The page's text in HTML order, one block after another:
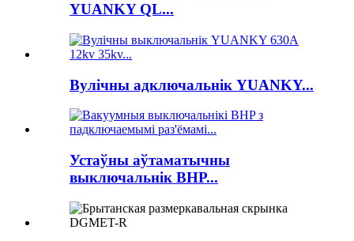
YUANKY QL...
Вулічны адключальнік YUANKY...
Устаўны аўтаматычны
выключальнік BHP...